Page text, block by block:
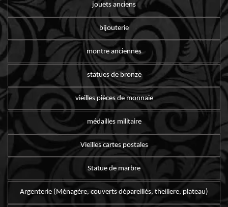
jouets anciens
bijouterie
montre anciennes
statues de bronze
vieilles pièces de monnaie
médailles militaire
Vieilles cartes postales
Statue de marbre
Argenterie (Ménagère, couverts dépareillés, theillere, plateau)